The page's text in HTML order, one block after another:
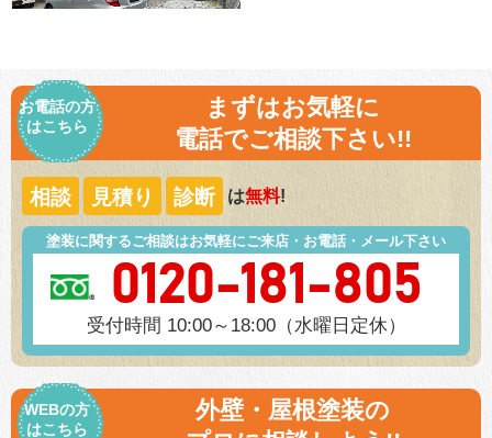
お電話の方
はこちら
まずはお気軽に
電話でご相談下さい!!
相談 見積り 診断 は無料!
塗装に関するご相談はお気軽にご来店・お電話・メール下さい
0120-181-805
受付時間 10:00～18:00（水曜日定休）
WEBの方
はこちら
外壁・屋根塗装の